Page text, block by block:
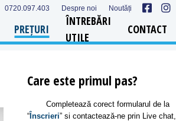
0720.097.403 Despre noi Noutăți
PREȚURI
ÎNTREBĂRI
UTILE
CONTACT
Care este primul pas?
Completează corect formularul de la
“ Înscrieri” si contactează-ne prin Live chat,